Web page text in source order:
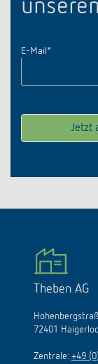
E-Mail *
Theben AG
72401
Zentrale: +49